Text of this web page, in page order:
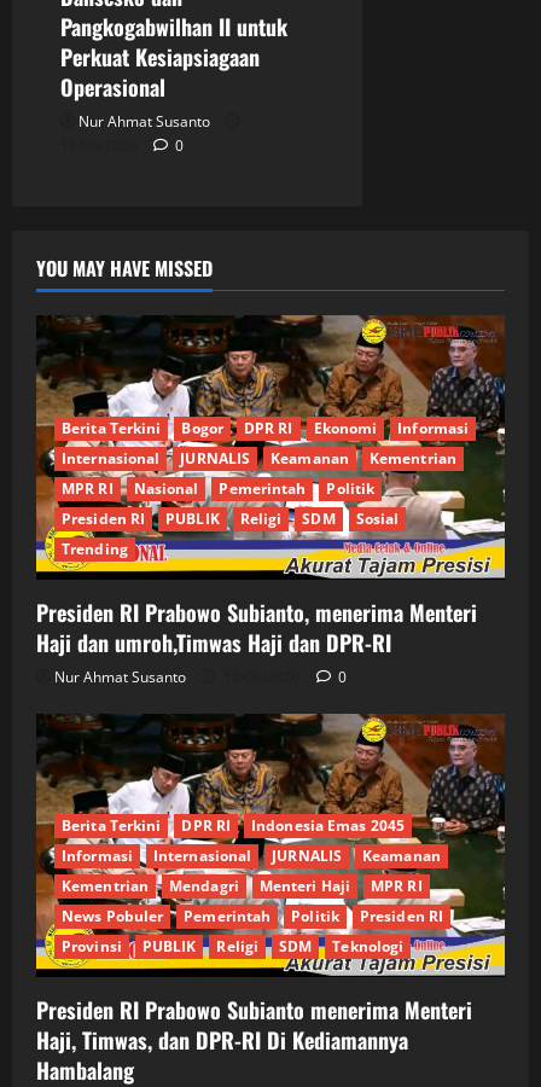
Pangkogabwilhan II untuk
Perkuat Kesiapsiagaan
Operasional
Nur Ahmat Susanto
0
YOU MAY HAVE MISSED
Berita Terkini Bogor DPR RI Ekonomi
Informasi
Internasional
JURNALIS Keamanan
Kementrian
MPR RI
Nasional Pemerintah
Politik
Presiden RI
PUBLIK Religi SDM
Sosial
Trending
Presiden RI Prabowo Subianto, menerima Menteri
Haji dan umroh,Timwas Haji dan DPR-RI
Nur Ahmat Susanto 0
Berita Terkini DPR RI
Indonesia Emas 2045
Informasi
Internasional JURNALIS
Keamanan
Kementrian
Mendagri Menteri Haji
MPR RI
News Pobuler
Pemerintah Politik
Presiden RI
Provinsi
PUBLIK Religi SDM Teknologi
Presiden RI Prabowo Subianto menerima Menteri
Haji, Timwas, dan DPR-RI Di Kediamannya
Hambalang